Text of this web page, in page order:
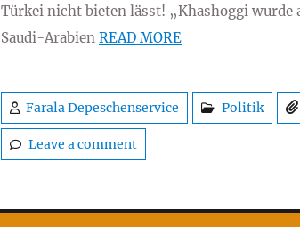
Türkei nicht bieten lässt! „Khashoggi wurde
Saudi-Arabien READ MORE
Farala Depeschenservice Politik
Leave a comment